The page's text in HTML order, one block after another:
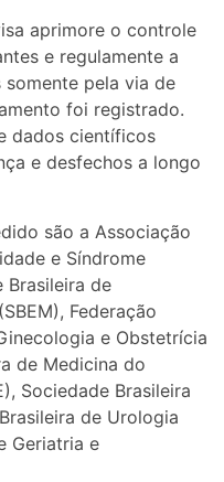
aprimore o controle
e regulamente a
pela via de
foi registrado.
dados científicos
e desfechos a longo
são a Associação
e Síndrome
Brasileira de
Federação
e Obstetrícia
de Medicina do
Sociedade Brasileira
de Urologia
Geriatria e